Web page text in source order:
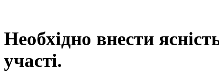
Необхідно внести
участі.